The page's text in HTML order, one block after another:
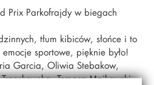
Prix Parkofrajdy w biegach
tłum kibiców, słońce i to
sportowe, pięknie było!
Garcia, Oliwia Stebakow,
Tomasz Majkowski,